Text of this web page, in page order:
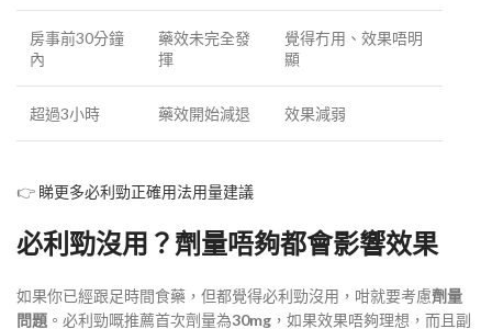
房事前30分鐘
內
藥效未完全發
揮
覺得冇用、效果唔明
顯
超過3小時 藥效開始減退 效果減弱
👉 睇更多必利勁正確用法用量建議
必利勁沒用？劑量唔夠都會影響效果
如果你已經跟足時間食藥，但都覺得必利勁沒用，咁就要考慮劑量
問題 。必利勁嘅推薦首次劑量為30mg ，如果效果唔夠理想，而且副